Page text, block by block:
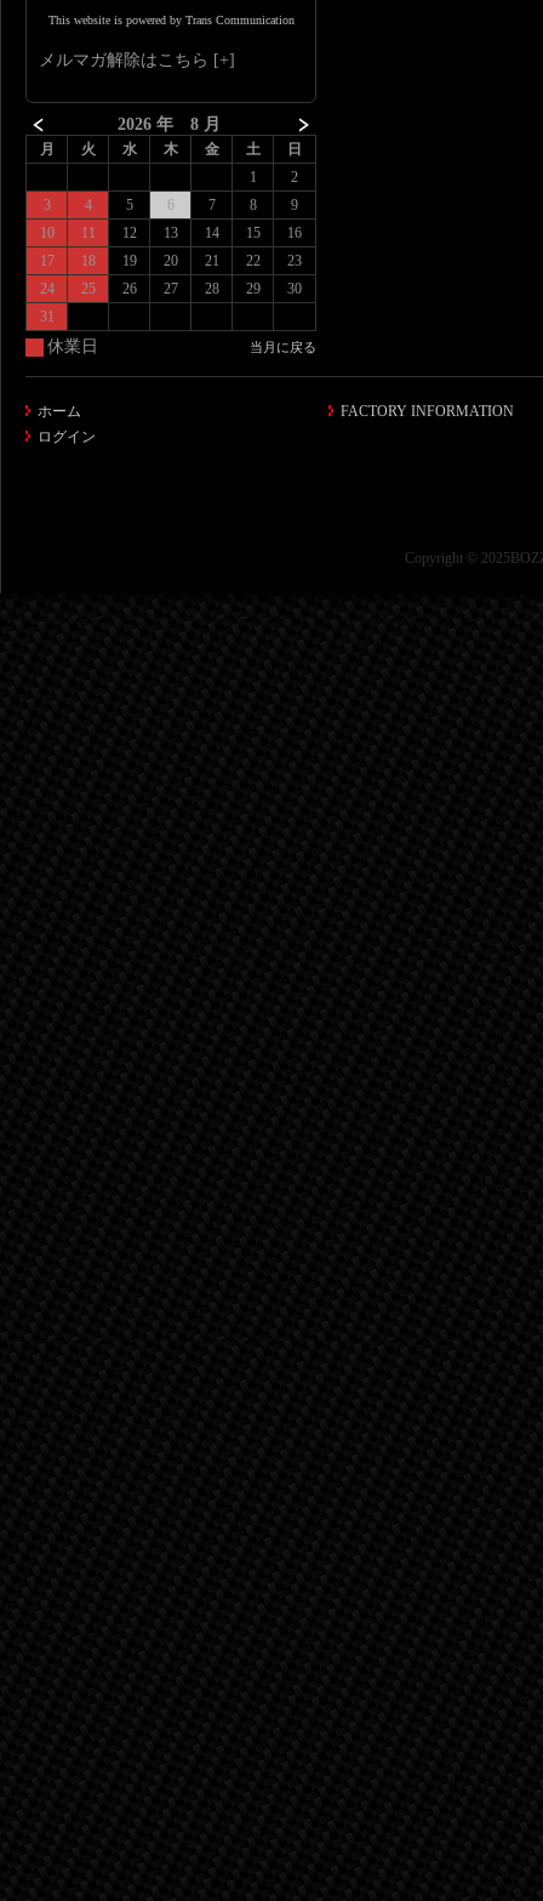
This website is powered by Trans Communication
メルマガ解除はこちら
2026 年 8 月
月 火 水 木 金 土
日
1
2
3
4 5 6 7 8
9
10
11 12 13 14 15
16
17
18 19 20 21 22
23
24
25 26 27 28 29
30
31
休業日 当月に戻る
ホーム
ログイン
FACTORY INFORMATION
Copyright ©